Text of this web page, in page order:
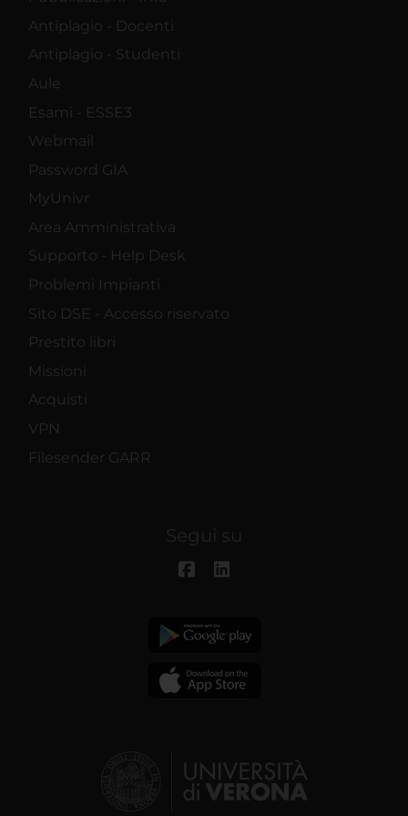
Antiplagio - Docenti
Antiplagio - Studenti
Aule
Esami - ESSE3
Webmail
Password GIA
MyUnivr
Area Amministrativa
Supporto - Help Desk
Problemi Impianti
Sito DSE - Accesso riservato
Prestito libri
Missioni
Acquisti
VPN
Filesender GARR
Segui su